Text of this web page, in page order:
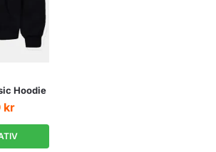
Hoodie
kr